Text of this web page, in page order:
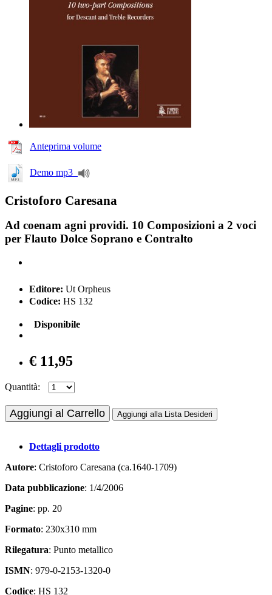
Anteprima volume
Demo mp3
Cristoforo Caresana
Ad coenam agni providi. 10 Composizioni a 2 voci
per Flauto Dolce Soprano e Contralto
Editore: Ut Orpheus
Codice: HS 132
Disponibile
€ 11,95
Quantità:
Aggiungi al Carrello Aggiungi alla Lista Desideri
Dettagli prodotto
Autore: Cristoforo Caresana (ca.1640-1709)
Data pubblicazione: 1/4/2006
Pagine: pp. 20
Formato: 230x310 mm
Rilegatura: Punto metallico
ISMN: 979-0-2153-1320-0
Codice: HS 132